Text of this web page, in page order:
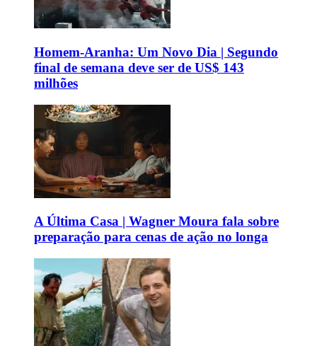
Homem-Aranha: Um Novo Dia | Segundo
final de semana deve ser de US$ 143
milhões
A Última Casa | Wagner Moura fala sobre
preparação para cenas de ação no longa